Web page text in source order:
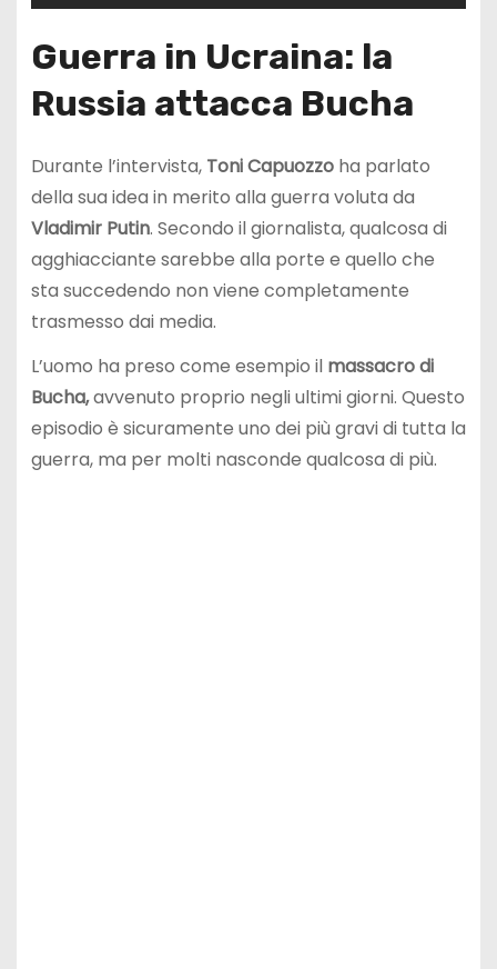
Guerra in Ucraina: la
Russia attacca Bucha
Durante l’intervista, Toni Capuozzoha parlato
della sua idea in merito alla guerra voluta da
Vladimir Putin. Secondo il giornalista, qualcosa di
agghiacciante sarebbe alla porte e quello che
sta succedendo non viene completamente
trasmesso dai media.
L’uomo ha preso come esempio il massacro di
Bucha,avvenuto proprio negli ultimi giorni. Questo
episodio è sicuramente uno dei più gravi di tutta la
guerra, ma per molti nasconde qualcosa di più.